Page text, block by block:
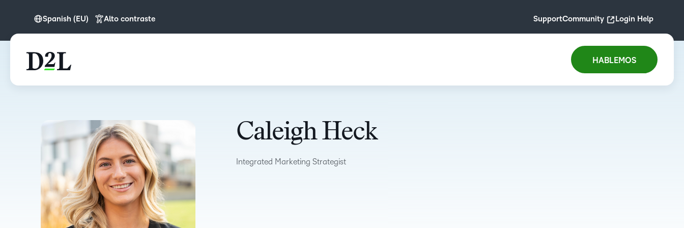
Spanish (EU)
English
Alto contraste SupportCommunity Login Help
HABLEMOS
Caleigh Heck
Integrated Marketing Strategist